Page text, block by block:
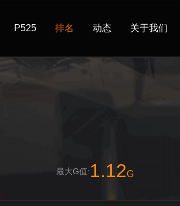
P525 排名 动态 关于我们
最大G值:1.12G